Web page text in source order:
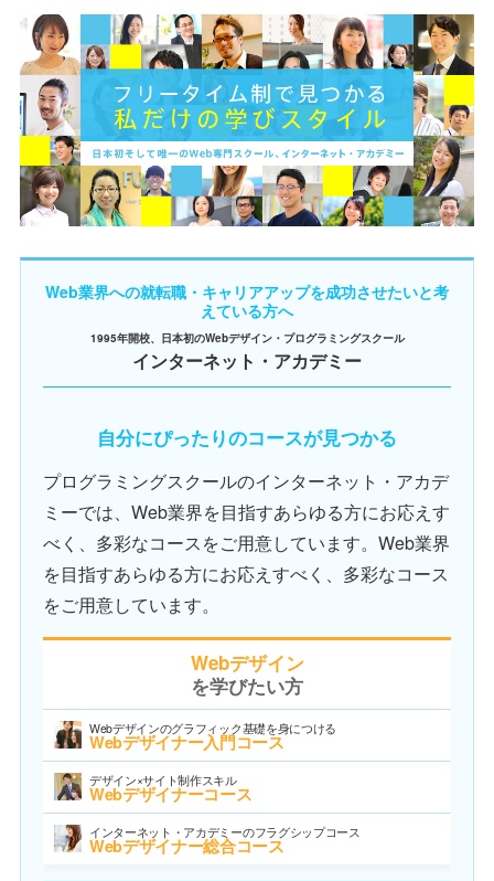
Web業界への就転職・キャリアアップを成功させたいと考
えている方へ
1995年開校、日本初のWebデザイン・プログラミングスクール
インターネット・アカデミー
自分にぴったりのコースが見つかる
プログラミングスクールのインターネット・アカデ
ミーでは、Web業界を目指すあらゆる方にお応えす
べく、多彩なコースをご用意しています。Web業界
を目指すあらゆる方にお応えすべく、多彩なコース
をご用意しています。
Webデザイン
を学びたい方
Webデザインのグラフィック基礎を身につける
Webデザイナー入門コース
デザイン×サイト制作スキル
Webデザイナーコース
インターネット・アカデミーのフラグシップコース
Webデザイナー総合コース